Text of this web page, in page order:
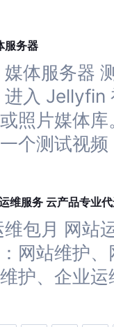
服务器
体服务器
入 Jellyfin
照片媒体
一个测试视频
维服务 云产品专业
包月 网站
网站维护、
护、企业